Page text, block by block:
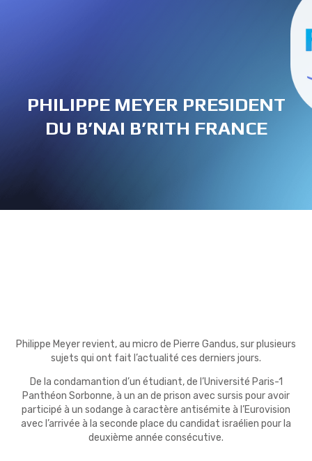
PHILIPPE MEYER PRESIDENT
DU B’NAI B’RITH FRANCE
Philippe Meyer revient, au micro de Pierre Gandus, sur plusieurs
sujets qui ont fait l’actualité ces derniers jours.
De la condamantion d’un étudiant, de l’Université Paris-1
Panthéon Sorbonne, à un an de prison avec sursis pour avoir
participé à un sodange à caractère antisémite à l’Eurovision
avec l’arrivée à la seconde place du candidat israélien pour la
deuxième année consécutive.